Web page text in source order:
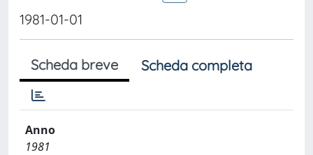
1981-01-01
Scheda breve Scheda completa
Anno
1981